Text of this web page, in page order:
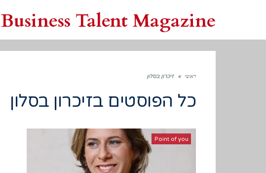
Business Talent Magazine
ראשי » זיכרון בסלון
כל הפוסטים בזיכרון בסלון
Point of you